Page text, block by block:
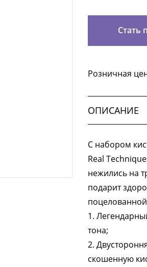
Стать
Розничная
ОПИСАНИЕ
С набором
Real
нежились на
подарит
1.
тона;
2.
скошенную